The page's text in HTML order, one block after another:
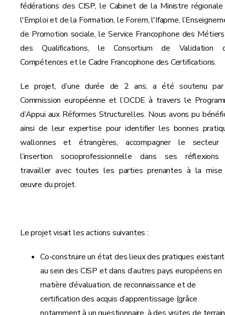
fédérations des CISP, le Cabinet de la Ministre
l'Emploi et de la Formation, le Forem, l'Ifapme,
de Promotion sociale, le Service Francophone des
des Qualifications, le Consortium de Validation
Compétences et le Cadre Francophone des Certifications.
Le projet, d’une durée de 2 ans, a été soutenu
Commission européenne et l’OCDE à travers le
d’Appui aux Réformes Structurelles. Nous avons pu
ainsi de leur expertise pour identifier les bonnes
wallonnes et étrangères, accompagner le secteur
l’insertion socioprofessionnelle dans ses
travailler avec toutes les parties prenantes à la mise
œuvre du projet.
Le projet visait les actions suivantes :
Co-construire un état des lieux des pratiques
au sein des CISP et dans d’autres pays européens en
matière d’évaluation, de reconnaissance et de
certification des acquis d’apprentissage (grâce